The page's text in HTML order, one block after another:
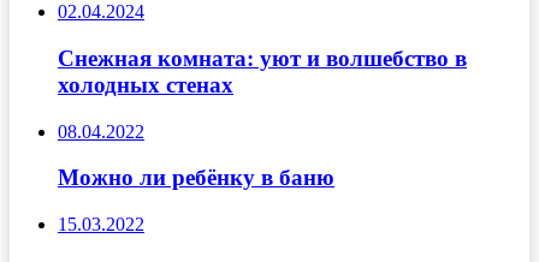
02.04.2024
Снежная комната: уют и волшебство в
холодных стенах
08.04.2022
Можно ли ребёнку в баню
15.03.2022